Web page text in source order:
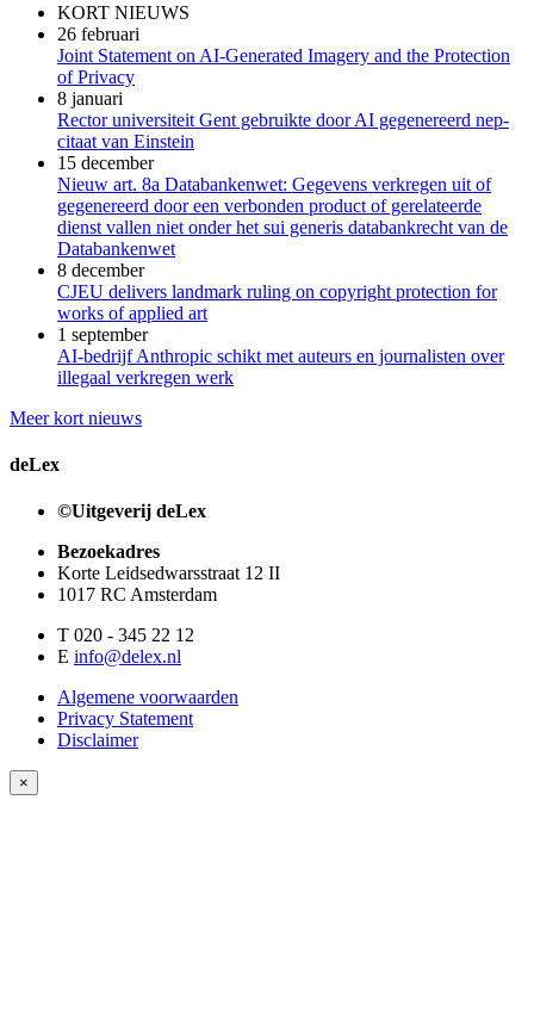
KORT NIEUWS
26 februari
Joint Statement on AI-Generated Imagery and the Protection
of Privacy
8 januari
Rector universiteit Gent gebruikte door AI gegenereerd nep-
citaat van Einstein
15 december
Nieuw art. 8a Databankenwet: Gegevens verkregen uit of
gegenereerd door een verbonden product of gerelateerde
dienst vallen niet onder het sui generis databankrecht van de
Databankenwet
8 december
CJEU delivers landmark ruling on copyright protection for
works of applied art
1 september
AI-bedrijf Anthropic schikt met auteurs en journalisten over
illegaal verkregen werk
Meer kort nieuws
deLex
©Uitgeverij deLex
Bezoekadres
Korte Leidsedwarsstraat 12 II
1017 RC Amsterdam
T 020 - 345 22 12
E info@delex.nl
Algemene voorwaarden
Privacy Statement
Disclaimer
×